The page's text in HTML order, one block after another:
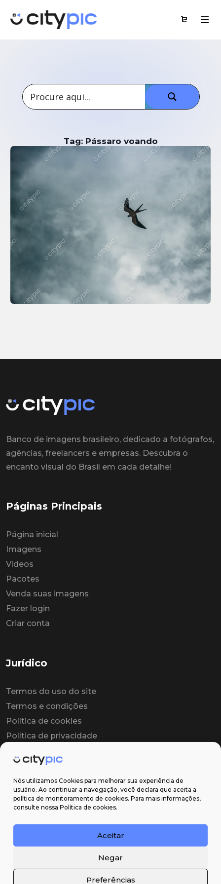
Nós utilizamos Cookies para melhorar sua experiência de
usuário. Ao continuar a navegação, você declara que aceita a
política de monitoramento de cookies. Para mais informações,
consulte nossa Política de cookies.
Aceitar
Negar
Preferências
Tag: Pássaro voando
Banco de imagens brasileiro, dedicado a fotógrafos,
agências, freelancers e empresas. Descubra o
encanto visual do Brasil em cada detalhe!
Páginas Principais
Página inicial
Imagens
Vídeos
Pacotes
Venda suas imagens
Fazer login
Criar conta
Jurídico
Termos do uso do site
Termos e condições
Política de cookies
Política de privacidade
Contrato de licença
Suporte
Email: contato@citypic.com.br